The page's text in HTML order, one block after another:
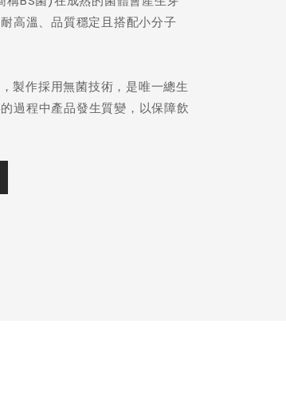
高溫、品質穩定且搭配小分子
作採用無菌技術，是唯一總生
過程中產品發生質變，以保障飲